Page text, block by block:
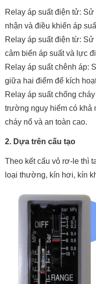
Relay áp suất điện tử:
nhận và điều khiển áp
Relay áp suất điện từ:
cảm biến áp suất và lực
Relay áp suất chênh áp:
giữa hai điểm để kích
Relay áp suất chống
trường nguy hiểm có khả
cháy nổ và an toàn cao.
2. Dựa trên cấu tạo
Theo kết cấu vỏ rơ-le thì
loại thường, kín hơi, kín